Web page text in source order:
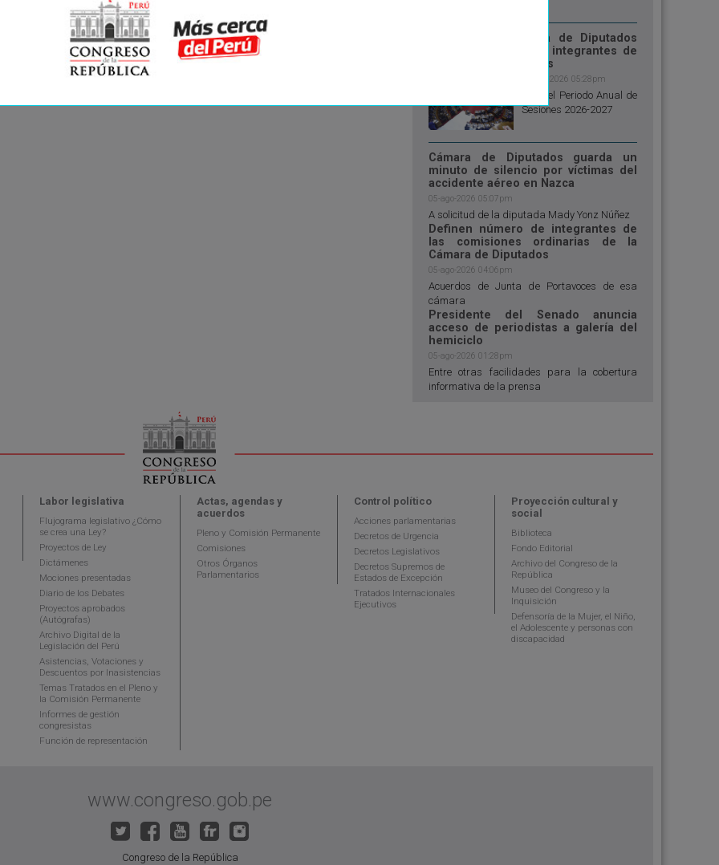
Pleno de la Cámara de Diputados
aprueba número de integrantes de
comisiones ordinarias
05-ago-2026 05:28pm
Para el Periodo Anual de
Sesiones 2026-2027
Cámara de Diputados guarda un
minuto de silencio por víctimas del
accidente aéreo en Nazca
05-ago-2026 05:07pm
A solicitud de la diputada Mady Yonz Núñez
Definen número de integrantes de
las comisiones ordinarias de la
Cámara de Diputados
05-ago-2026 04:06pm
Acuerdos de Junta de Portavoces de esa
cámara
Presidente del Senado anuncia
acceso de periodistas a galería del
hemiciclo
05-ago-2026 01:28pm
Entre otras facilidades para la cobertura
informativa de la prensa
Labor legislativa
Flujograma legislativo ¿Cómo
se crea una Ley?
Proyectos de Ley
Dictámenes
Mociones presentadas
Diario de los Debates
Proyectos aprobados
(Autógrafas)
Archivo Digital de la
Legislación del Perú
Asistencias, Votaciones y
Descuentos por Inasistencias
Temas Tratados en el Pleno y
la Comisión Permanente
Informes de gestión
congresistas
Función de representación
Actas, agendas y
acuerdos
Pleno y Comisión Permanente
Comisiones
Otros Órganos
Parlamentarios
Control político
Acciones parlamentarias
Decretos de Urgencia
Decretos Legislativos
Decretos Supremos de
Estados de Excepción
Tratados Internacionales
Ejecutivos
Proyección cultural y
social
Biblioteca
Fondo Editorial
Archivo del Congreso de la
República
Museo del Congreso y la
Inquisición
Defensoría de la Mujer, el Niño,
el Adolescente y personas con
discapacidad
www.congreso.gob.pe
Congreso de la República